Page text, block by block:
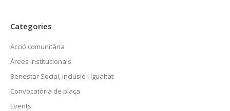
Categories
Acció comunitària
Àrees institucionals
Benestar Social, inclusió i Igualtat
Convocatòria de plaça
Events